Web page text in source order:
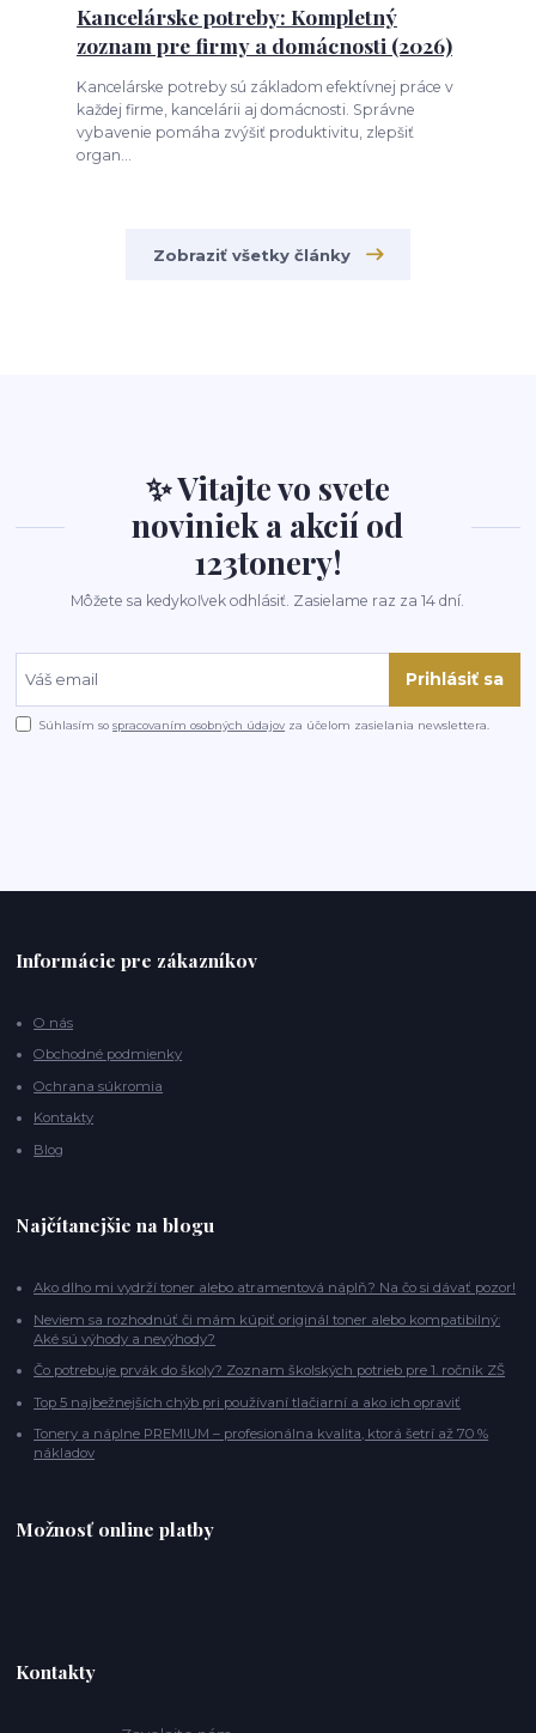
Kancelárske potreby: Kompletný
zoznam pre firmy a domácnosti (2026)
Kancelárske potreby sú základom efektívnej práce v
každej firme, kancelárii aj domácnosti. Správne
vybavenie pomáha zvýšiť produktivitu, zlepšiť
organ...
Zobraziť všetky články
✨ Vitajte vo svete
noviniek a akcií od
123tonery!
Môžete sa kedykoľvek odhlásiť. Zasielame raz za 14 dní.
Prihlásiť sa
Súhlasím sospracovaním osobných údajov za účelom zasielania newslettera.
Informácie pre zákazníkov
O nás
Obchodné podmienky
Ochrana súkromia
Kontakty
Blog
Najčítanejšie na blogu
Ako dlho mi vydrží toner alebo atramentová náplň? Na čo si dávať pozor!
Neviem sa rozhodnúť či mám kúpiť originál toner alebo kompatibilný:
Aké sú výhody a nevýhody?
Čo potrebuje prvák do školy? Zoznam školských potrieb pre 1. ročník ZŠ
Top 5 najbežnejších chýb pri používaní tlačiarní a ako ich opraviť
Tonery a náplne PREMIUM – profesionálna kvalita, ktorá šetrí až 70 %
nákladov
Možnosť online platby
Kontakty